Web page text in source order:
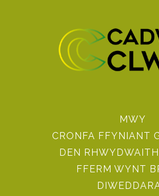
MWY
CRONFA FFYNIANT
DEN
FFERM WYNT